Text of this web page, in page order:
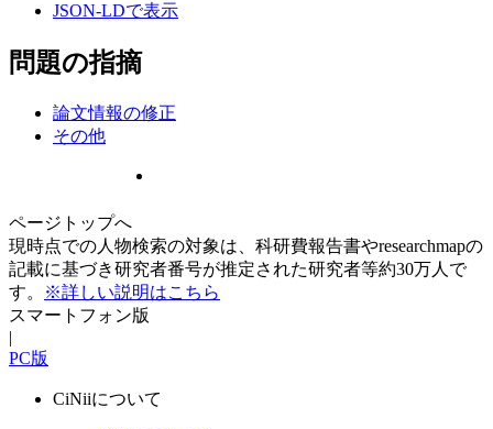
JSON-LDで表示
問題の指摘
論文情報の修正
その他
ページトップへ
現時点での人物検索の対象は、科研費報告書やresearchmapの
記載に基づき研究者番号が推定された研究者等約30万人で
す。
※詳しい説明はこちら
スマートフォン版
|
PC版
CiNiiについて